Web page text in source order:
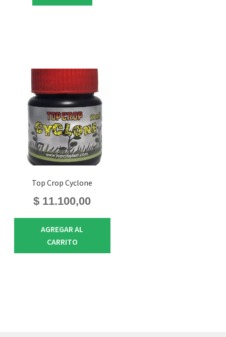
Top Crop Cyclone
$ 11.100,00
AGREGAR AL
CARRITO